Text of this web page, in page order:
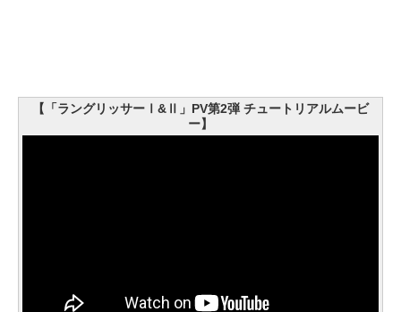
【「ラングリッサーⅠ&Ⅱ」PV第2弾 チュートリアルムービ
ー】